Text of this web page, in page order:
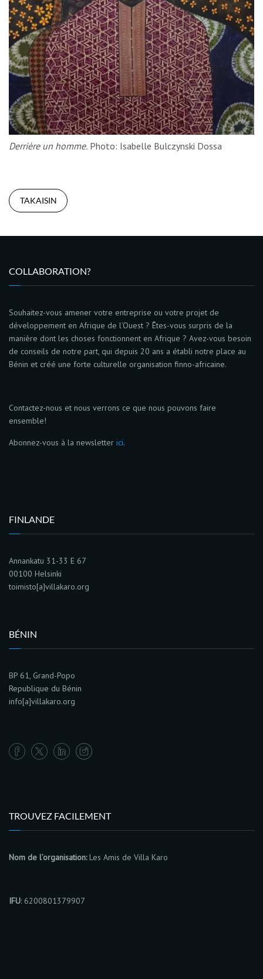
Derrière un homme. Photo: Isabelle Bulczynski Dossa
TAKAISIN
COLLABORATION?
Souhaitez-vous amener votre entreprise ou votre projet de
développement en Afrique de l’Ouest ? Êtes-vous surpris de la
manière dont les choses fonctionnent en Afrique ? Avez-vous besoin
de conseils de notre part, qui depuis 20 ans a établi notre place au
Bénin et créé une forte culturelle organisation finno-africaine.
Contactez-nous et nous verrons ce que nous pouvons faire
ensemble!
Abonnez-vous à la newsletter ici.
FINLANDE
Annankatu 31-33 E 67
00100 Helsinki
toimisto[a]villakaro.org
BÉNIN
BP 61, Grand-Popo
Republique du Bénin
info[a]villakaro.org
TROUVEZ FACILEMENT
Nom de l’organisation:Les Amis de Villa Karo
IFU: 6200801379907